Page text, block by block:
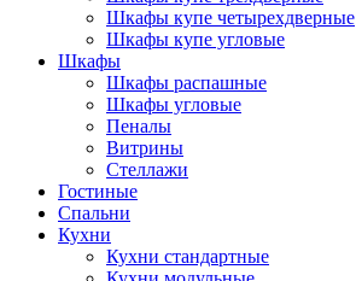
Шкафы купе четырехдверные
Шкафы купе угловые
Шкафы
Шкафы распашные
Шкафы угловые
Пеналы
Витрины
Стеллажи
Гостиные
Спальни
Кухни
Кухни стандартные